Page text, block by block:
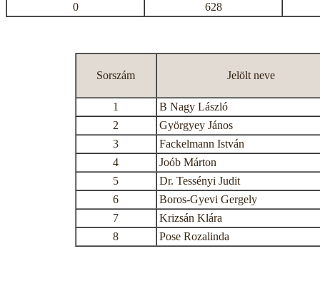
0
628
Sorszám Jelölt neve
1
B Nagy László
2
Györgyey János
3
Fackelmann István
4
Joób Márton
5
Dr. Tessényi Judit
6
Boros-Gyevi Gergely
7
Krizsán Klára
8
Pose Rozalinda